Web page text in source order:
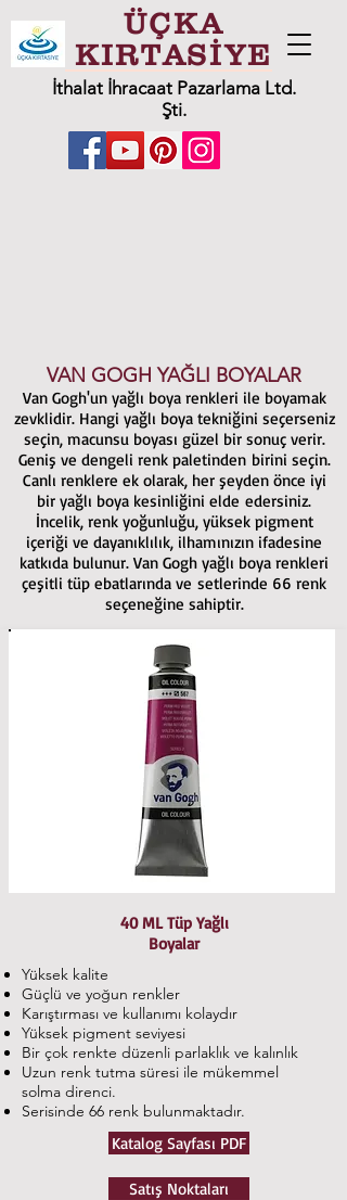
ÜÇKA
KIRTASİYE
İthalat İhracaat Pazarlama Ltd.
Şti.
VAN GOGH YAĞLI BOYALAR
Van Gogh'un yağlı boya renkleri ile boyamak
zevklidir. Hangi yağlı boya tekniğini seçerseniz
seçin, macunsu boyası güzel bir sonuç verir.
Geniş ve dengeli renk paletinden birini seçin.
Canlı renklere ek olarak, her şeyden önce iyi
bir yağlı boya kesinliğini elde edersiniz.
İncelik, renk yoğunluğu, yüksek pigment
içeriği ve dayanıklılık, ilhamınızın ifadesine
katkıda bulunur. Van Gogh yağlı boya renkleri
çeşitli tüp ebatlarında ve setlerinde 66 renk
seçeneğine sahiptir.
40 ML Tüp Yağlı
Boyalar
Yüksek kalite
Güçlü ve yoğun renkler
Karıştırması ve kullanımı kolaydır
Yüksek pigment seviyesi
Bir çok renkte düzenli parlaklık ve kalınlık
Uzun renk tutma süresi ile mükemmel
solma direnci.
Serisinde 66 renk bulunmaktadır.
Katalog Sayfası PDF
Satış Noktaları